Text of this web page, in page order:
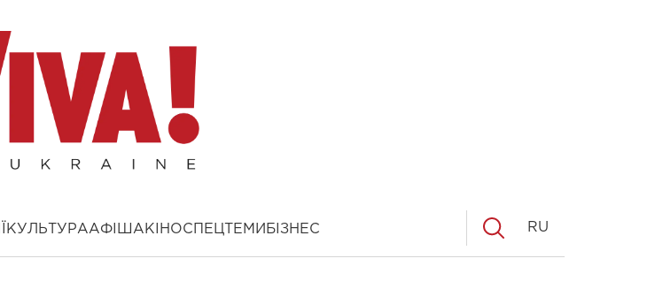
КУЛЬТУРААФІША КІНОСПЕЦТЕМИ БІЗНЕС RU